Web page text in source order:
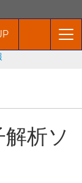
ンツ
析ソ